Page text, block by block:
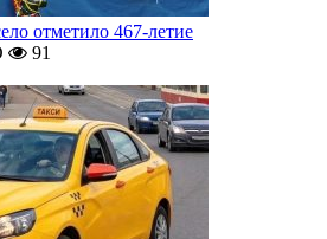
отметило 467-летие
91